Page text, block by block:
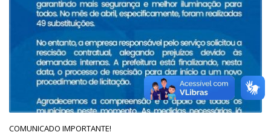
COMUNICADO IMPORTANTE!